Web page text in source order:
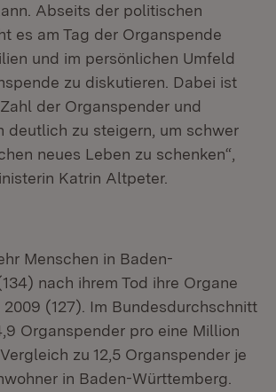
Abseits der politischen
es am Tag der Organspende
und im persönlichen Umfeld
zu diskutieren. Dabei ist
der Organspender und
deutlich zu steigern, um schwer
neues Leben zu schenken“,
Katrin Altpeter.
Menschen in Baden-
nach ihrem Tod ihre Organe
(127). Im Bundesdurchschnitt
Organspender pro eine Million
zu 12,5 Organspender je
in Baden-Württemberg.